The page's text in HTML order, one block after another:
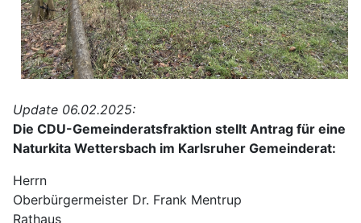
Update 06.02.2025:
Die CDU-Gemeinderatsfraktion stellt Antrag für eine
Naturkita Wettersbach im Karlsruher Gemeinderat:
Herrn
Oberbürgermeister Dr. Frank Mentrup
Rathaus